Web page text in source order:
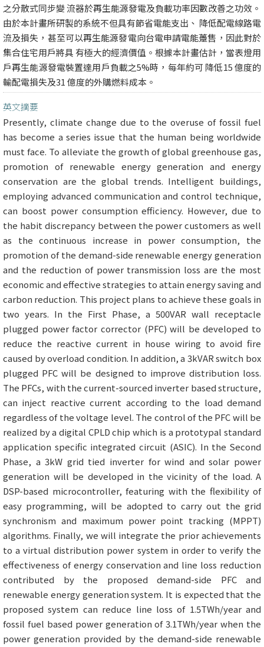
之分散式同步變 流器於再生能源發電及負載功率因數改善之功效。
由於本計畫所研製的系統不但具有節省電能支出、 降低配電線路電
流及損失，甚至可以再生能源發電向台電申請電能躉售，因此對於
集合住宅用戶將具 有極大的經濟價值。根據本計畫估計，當表燈用
戶再生能源發電裝置達用戶負載之5%時，每年約可 降低15 億度的
輸配電損失及31 億度的外購燃料成本。
英文摘要
Presently, climate change due to the overuse of fossil fuel
has become a series issue that the human being worldwide
must face. To alleviate the growth of global greenhouse gas,
promotion of renewable energy generation and energy
conservation are the global trends. Intelligent buildings,
employing advanced communication and control technique,
can boost power consumption efficiency. However, due to
the habit discrepancy between the power customers as well
as the continuous increase in power consumption, the
promotion of the demand-side renewable energy generation
and the reduction of power transmission loss are the most
economic and effective strategies to attain energy saving and
carbon reduction. This project plans to achieve these goals in
two years. In the First Phase, a 500VAR wall receptacle
plugged power factor corrector (PFC) will be developed to
reduce the reactive current in house wiring to avoid fire
caused by overload condition. In addition, a 3kVAR switch box
plugged PFC will be designed to improve distribution loss.
The PFCs, with the current-sourced inverter based structure,
can inject reactive current according to the load demand
regardless of the voltage level. The control of the PFC will be
realized by a digital CPLD chip which is a prototypal standard
application specific integrated circuit (ASIC). In the Second
Phase, a 3kW grid tied inverter for wind and solar power
generation will be developed in the vicinity of the load. A
DSP-based microcontroller, featuring with the flexibility of
easy programming, will be adopted to carry out the grid
synchronism and maximum power point tracking (MPPT)
algorithms. Finally, we will integrate the prior achievements
to a virtual distribution power system in order to verify the
effectiveness of energy conservation and line loss reduction
contributed by the proposed demand-side PFC and
renewable energy generation system. It is expected that the
proposed system can reduce line loss of 1.5TWh/year and
fossil fuel based power generation of 3.1TWh/year when the
power generation provided by the demand-side renewable